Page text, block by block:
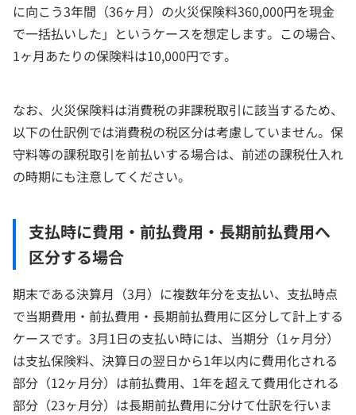
に向こう3年間（36ヶ月）の火災保険料360,000円を現金
で一括払いした」というケースを想定します。この場合、
1ヶ月あたりの保険料は10,000円です。
なお、火災保険料は消費税の非課税取引に該当するため、
以下の仕訳例では消費税の税区分は考慮していません。保
守料等の課税取引を前払いする場合は、前述の課税仕入れ
の時期にも注意してください。
支払時に費用・前払費用・長期前払費用へ
区分する場合
期末である決算月（3月）に複数年分を支払い、支払時点
で当期費用・前払費用・長期前払費用に区分して計上する
ケースです。3月1日の支払い時には、当期分（1ヶ月分）
は支払保険料、決算日の翌日から1年以内に費用化される
部分（12ヶ月分）は前払費用、1年を超えて費用化される
部分（23ヶ月分）は長期前払費用に分けて仕訳を行いま